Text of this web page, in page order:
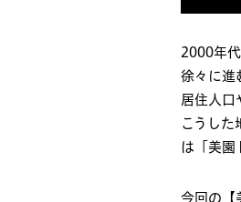
2000年
徐々に進
居住人口
こうした
は「美園
今回の【